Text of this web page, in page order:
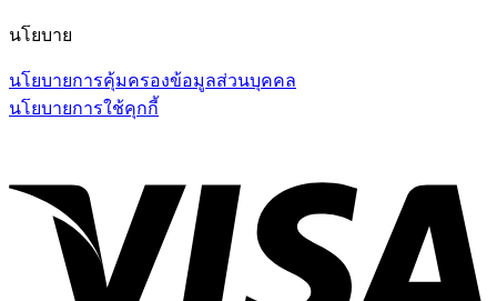
นโยบาย
นโยบายการคุ้มครองข้อมูลส่วนบุคคล
นโยบายการใช้คุกกี้